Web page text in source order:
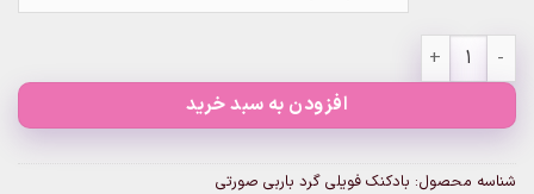
بادکنک فویلی گرد باربی صورتی عدد
افزودن به سبد خرید
شناسه محصول: بادکنک فویلی گرد باربی صورتی